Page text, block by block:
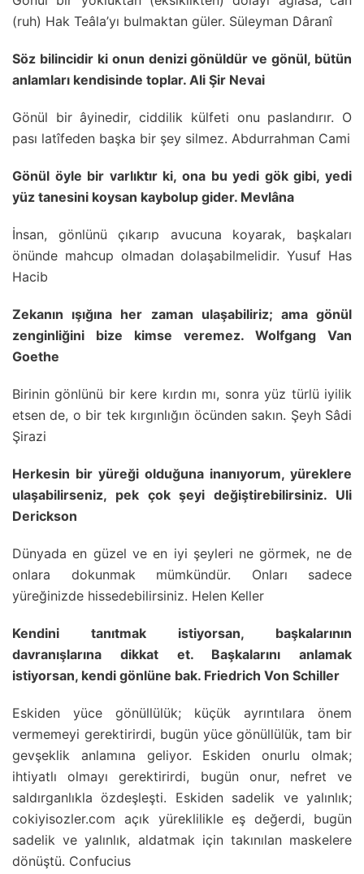
(ruh) Hak Teâla’yı bulmaktan güler. Süleyman Dâranî
Söz bilincidir ki onun denizi gönüldür ve gönül, bütün
anlamları kendisinde toplar. Ali Şir Nevai
Gönül bir âyinedir, ciddilik külfeti onu paslandırır. O
pası latîfeden başka bir şey silmez. Abdurrahman Cami
Gönül öyle bir varlıktır ki, ona bu yedi gök gibi, yedi
yüz tanesini koysan kaybolup gider. Mevlâna
İnsan, gönlünü çıkarıp avucuna koyarak, başkaları
önünde mahcup olmadan dolaşabilmelidir. Yusuf Has
Hacib
Zekanın ışığına her zaman ulaşabiliriz; ama gönül
zenginliğini bize kimse veremez. Wolfgang Van
Goethe
Birinin gönlünü bir kere kırdın mı, sonra yüz türlü iyilik
etsen de, o bir tek kırgınlığın öcünden sakın. Şeyh Sâdi
Şirazi
Herkesin bir yüreği olduğuna inanıyorum, yüreklere
ulaşabilirseniz, pek çok şeyi değiştirebilirsiniz. Uli
Derickson
Dünyada en güzel ve en iyi şeyleri ne görmek, ne de
onlara dokunmak mümkündür. Onları sadece
yüreğinizde hissedebilirsiniz. Helen Keller
Kendini tanıtmak istiyorsan, başkalarının
davranışlarına dikkat et. Başkalarını anlamak
istiyorsan, kendi gönlüne bak. Friedrich Von Schiller
Eskiden yüce gönüllülük; küçük ayrıntılara önem
vermemeyi gerektirirdi, bugün yüce gönüllülük, tam bir
gevşeklik anlamına geliyor. Eskiden onurlu olmak;
ihtiyatlı olmayı gerektirirdi, bugün onur, nefret ve
saldırganlıkla özdeşleşti. Eskiden sadelik ve yalınlık;
cokiyisozler.com açık yüreklilikle eş değerdi, bugün
sadelik ve yalınlık, aldatmak için takınılan maskelere
dönüştü. Confucius